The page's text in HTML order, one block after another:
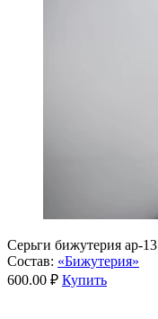
Серьги бижутерия ар-13
Состав: «Бижутерия»
600.00 ₽ Купить